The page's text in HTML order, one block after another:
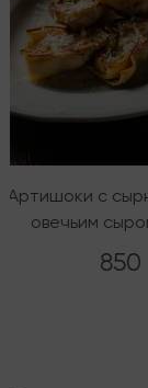
Артишоки с
овечьим
850